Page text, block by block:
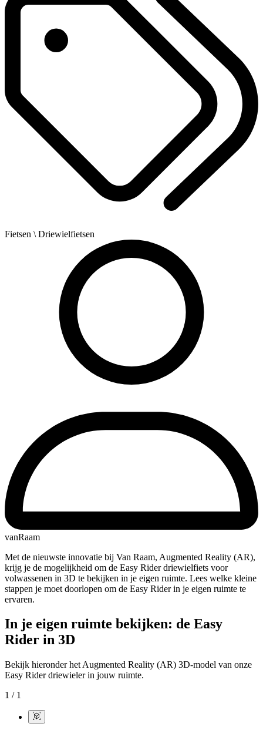
Fietsen \ Driewielfietsen
vanRaam
Met de nieuwste innovatie bij Van Raam, Augmented Reality (AR),
krijg je de mogelijkheid om de Easy Rider driewielfiets voor
volwassenen in 3D te bekijken in je eigen ruimte. Lees welke kleine
stappen je moet doorlopen om de Easy Rider in je eigen ruimte te
ervaren.
In je eigen ruimte bekijken: de Easy
Rider in 3D
Bekijk hieronder het Augmented Reality (AR) 3D-model van onze
Easy Rider driewieler in jouw ruimte.
1 / 1